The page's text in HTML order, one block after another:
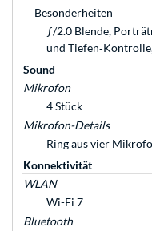
Besonderheiten
ƒ/2.0 Blende,
und
Sound
Mikrofon
4 Stück
Mikrofon-Details
Ring aus vier
Konnektivität
WLAN
Wi-Fi 7
Bluetooth